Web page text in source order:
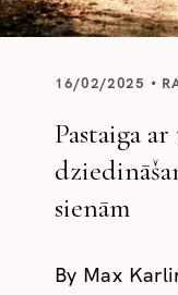
16/02/2025
Pastaiga
sienām
By Max